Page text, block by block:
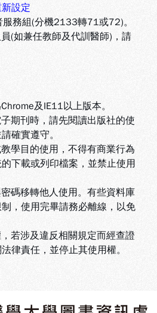
設定
組(分機2133轉71或72)。
(如兼任教師及代訓醫師)，請
及IE11以上版本。
期刊時，請先閱讀出版社的使
確實遵守。
學目的使用，不得有商業行為
下載或列印檔案，並禁止使用
碼移轉他人使用。有些資料庫
，使用完畢請務必離線，以免
若涉及違反相關規定而經查證
律責任，並停止其使用權。